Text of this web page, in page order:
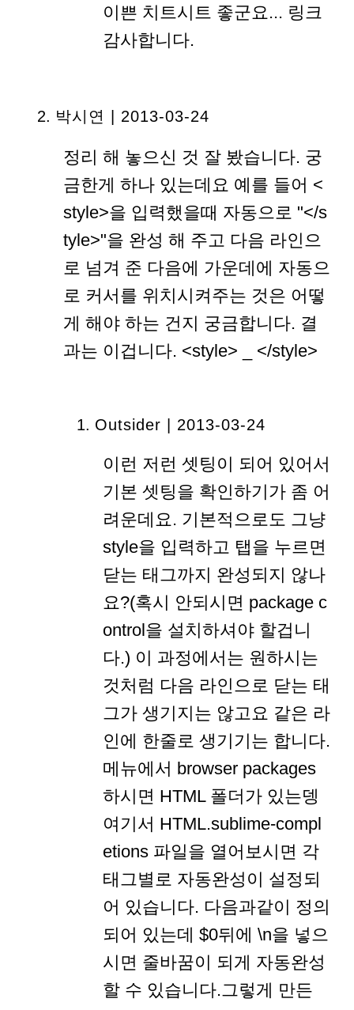
이쁜 치트시트 좋군요... 링크
감사합니다.
박시연 | 2013-03-24
정리 해 놓으신 것 잘 봤습니다. 궁
금한게 하나 있는데요 예를 들어 <
style>을 입력했을때 자동으로 "</s
tyle>"을 완성 해 주고 다음 라인으
로 넘겨 준 다음에 가운데에 자동으
로 커서를 위치시켜주는 것은 어떻
게 해야 하는 건지 궁금합니다. 결
과는 이겁니다. <style> _ </style>
Outsider | 2013-03-24
이런 저런 셋팅이 되어 있어서
기본 셋팅을 확인하기가 좀 어
려운데요. 기본적으로도 그냥
style을 입력하고 탭을 누르면
닫는 태그까지 완성되지 않나
요?(혹시 안되시면 package c
ontrol을 설치하셔야 할겁니
다.) 이 과정에서는 원하시는
것처럼 다음 라인으로 닫는 태
그가 생기지는 않고요 같은 라
인에 한줄로 생기기는 합니다.
메뉴에서 browser packages
하시면 HTML 폴더가 있는뎅
여기서 HTML.sublime-compl
etions 파일을 열어보시면 각
태그별로 자동완성이 설정되
어 있습니다. 다음과같이 정의
되어 있는데 $0뒤에 \n을 넣으
시면 줄바꿈이 되게 자동완성
할 수 있습니다.그렇게 만든